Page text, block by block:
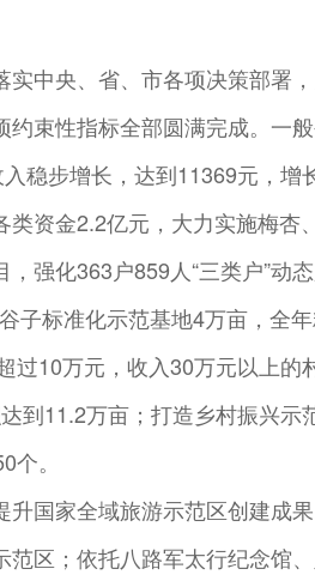
中央、省、市各项决策部署
束性指标全部圆满完成。一
稳步增长，达到11369元，增
资金2.2亿元，大力实施梅杏
强化363户859人“三类户”动态
子标准化示范基地4万亩，全
过10万元，收入30万元以上的
到11.2万亩；打造乡村振兴示
。
国家全域旅游示范区创建成
区；依托八路军太行纪念馆